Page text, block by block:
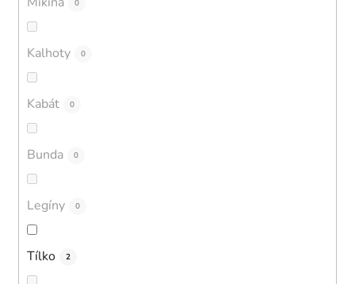
0
Kalhoty 0
Kabát 0
Bunda 0
Legíny 0
Tílko 2